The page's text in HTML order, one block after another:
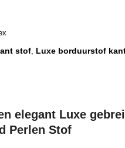
stof, Luxe borduurstof
elegant Luxe
Perlen Stof